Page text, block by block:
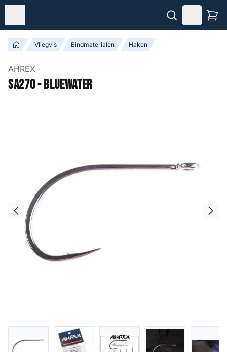
Vliegvis Bindmaterialen Haken
AHREX
SA270 - Bluewater